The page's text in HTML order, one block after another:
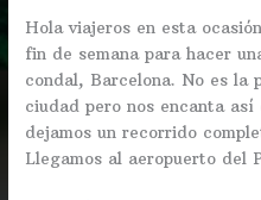
Hola viajeros en esta
fin de semana para hacer
condal, Barcelona. No es la
ciudad pero nos encanta
dejamos un recorrido
Llegamos al aeropuerto del